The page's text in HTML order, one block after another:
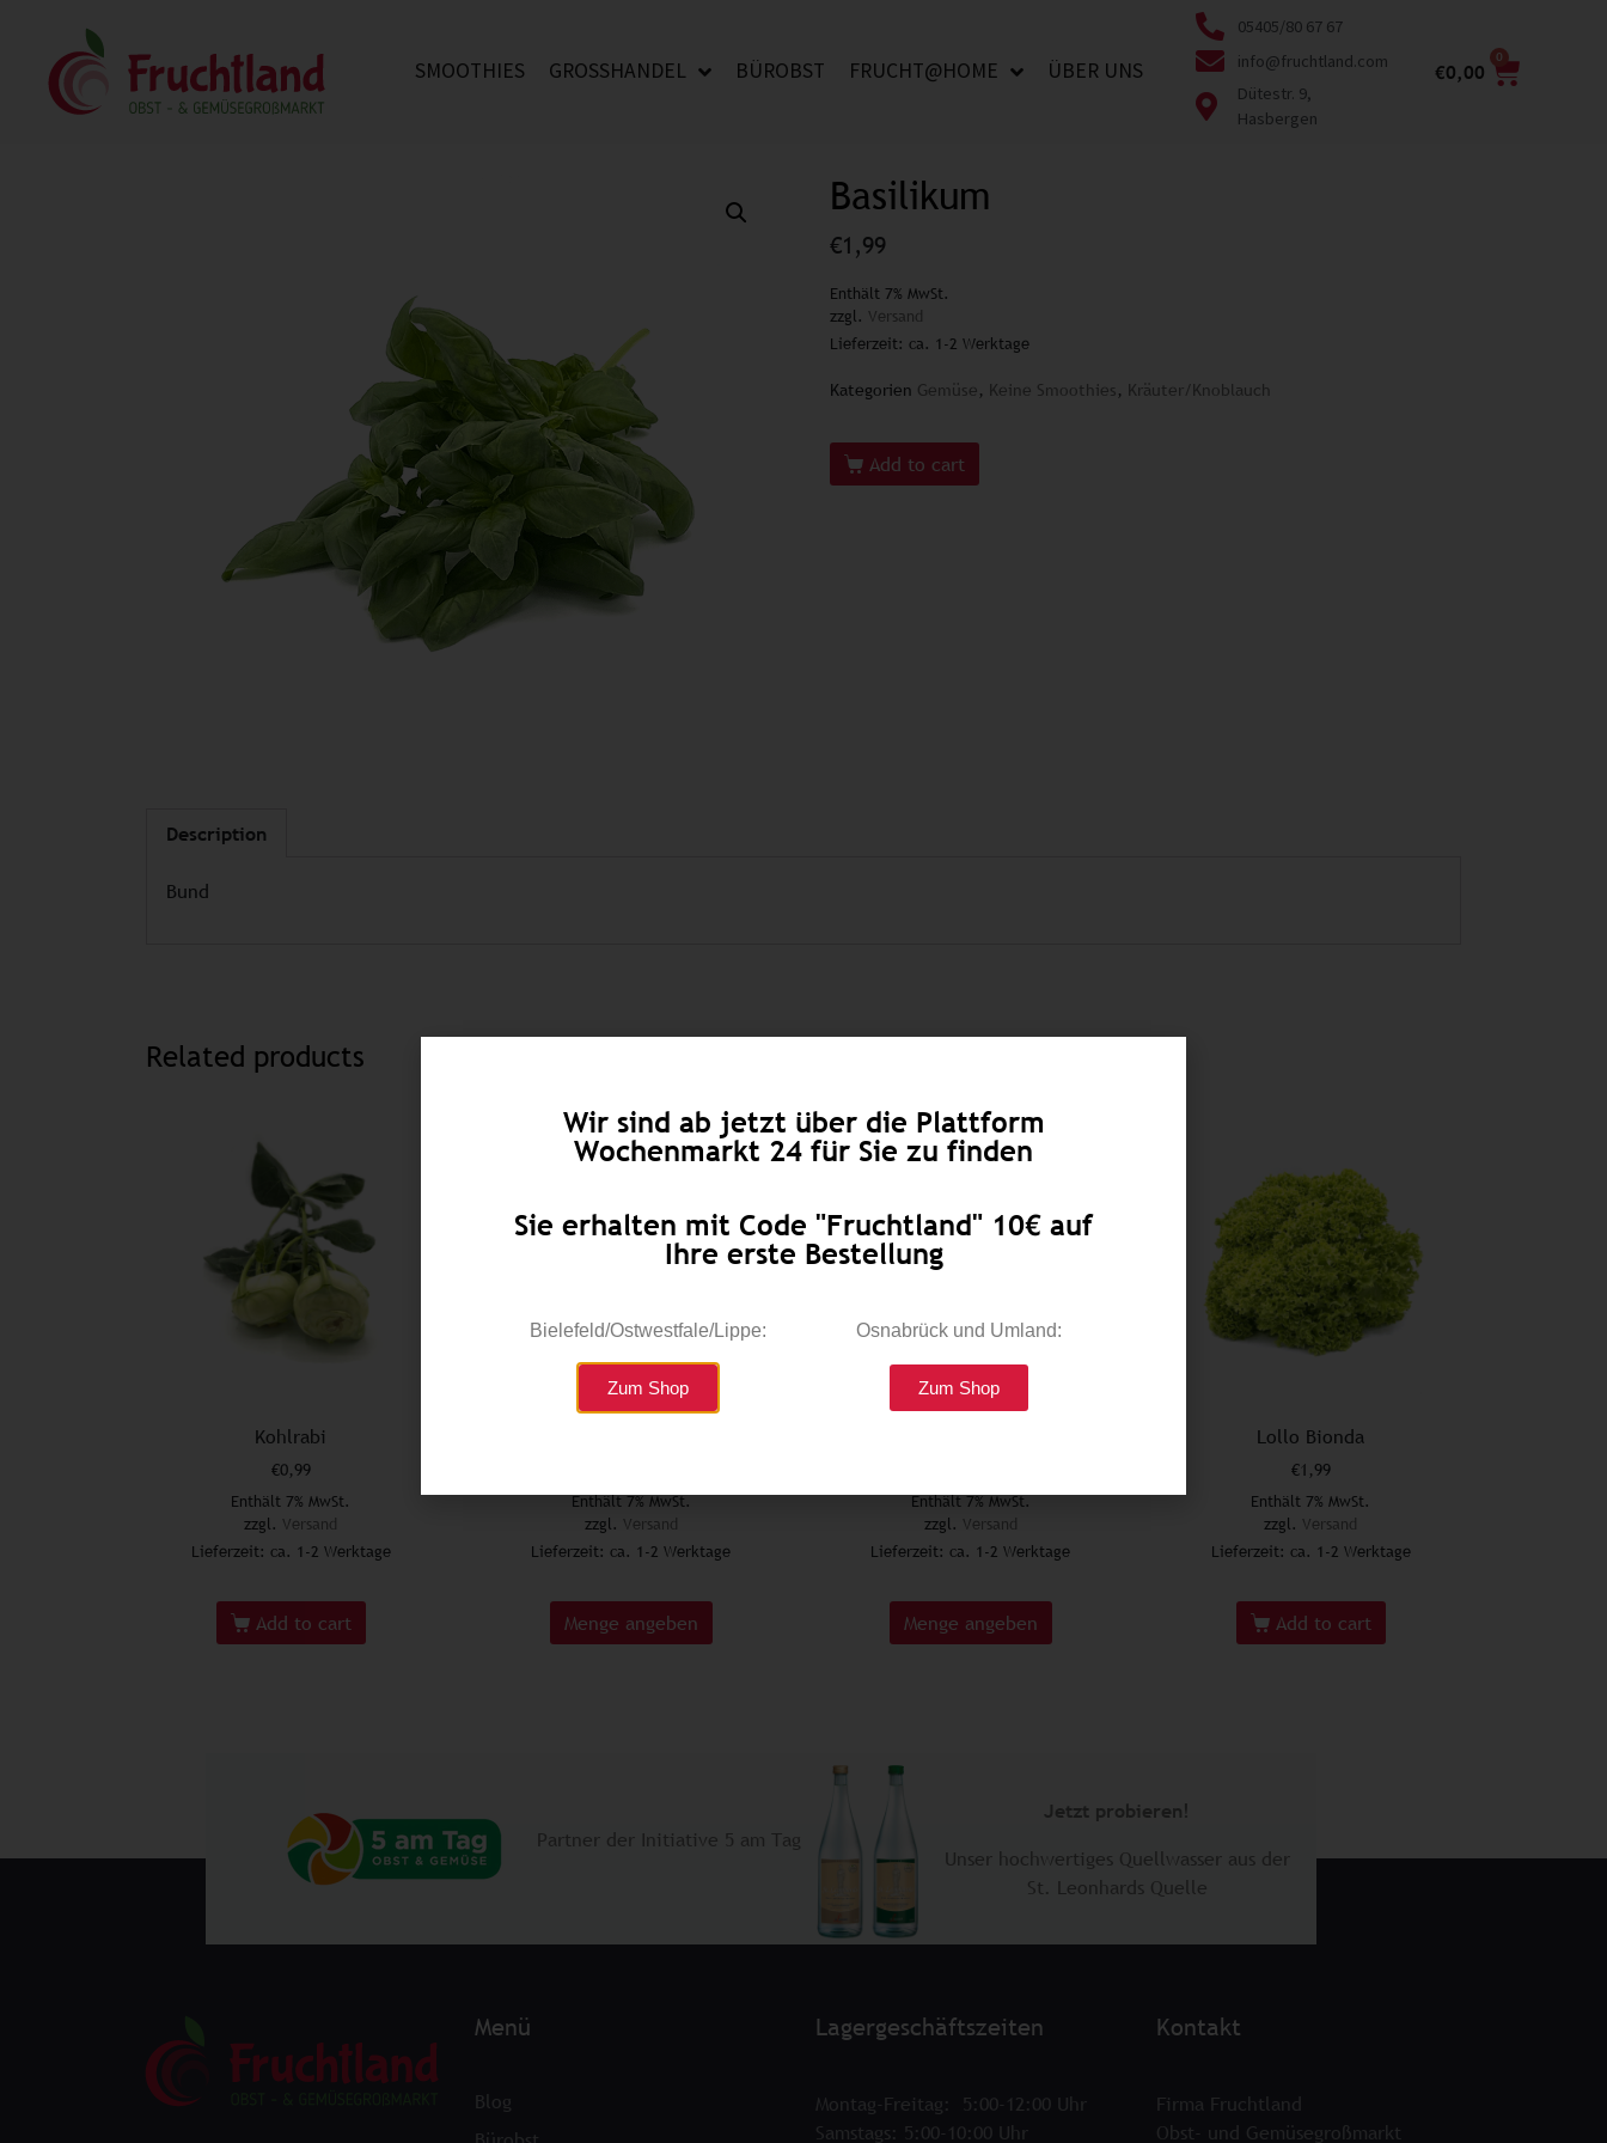
SMOOTHIES GROSSHANDEL BÜROBST FRUCHT@HOME ÜBER UNS
05405/80 67 67
info@fruchtland.com
Dütestr. 9,
Hasbergen
€0,00
0
Basilikum
€1,99
Enthält 7% MwSt.
zzgl. Versand
Lieferzeit: ca. 1-2 Werktage
Kategorien Gemüse, Keine Smoothies, Kräuter/Knoblauch
Add to cart
Description
Bund
Related products
Kohlrabi
€0,99
Enthält 7% MwSt.
zzgl. Versand
Lieferzeit: ca. 1-2 Werktage
Add to cart
Enthält 7% MwSt.
zzgl. Versand
Lieferzeit: ca. 1-2 Werktage
Menge angeben
Enthält 7% MwSt.
zzgl. Versand
Lieferzeit: ca. 1-2 Werktage
Menge angeben
Lollo Bionda
€1,99
Enthält 7% MwSt.
zzgl. Versand
Lieferzeit: ca. 1-2 Werktage
Add to cart
Partner der Initiative 5 am Tag
Jetzt probieren!
Unser hochwertiges Quellwasser aus der
​St. Leonhards Quelle
Menü
Blog
Lagergeschäftszeiten
Montag-Freitag: 5:00-12:00 Uhr
Samstags: 5:00-10:00 Uhr
Kontakt
Firma Fruchtland
Obst- und Gemüsegroßmarkt
Wir sind ab jetzt über die Plattform
Wochenmarkt 24 für Sie zu finden
Sie erhalten mit Code "Fruchtland" 10€ auf
Ihre erste Bestellung
Bielefeld/Ostwestfale/Lippe:
Zum Shop
Osnabrück und Umland:
Zum Shop